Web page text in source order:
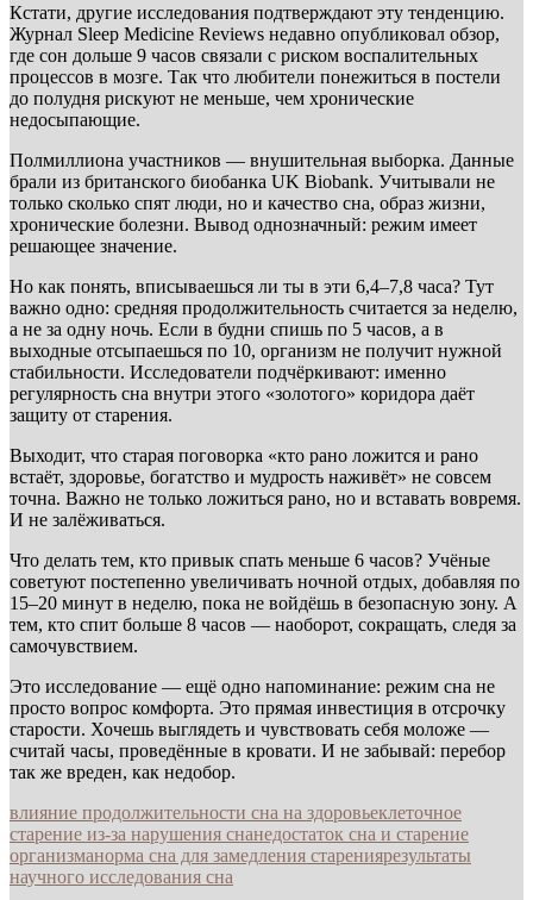
Кстати, другие исследования подтверждают эту тенденцию.
Журнал Sleep Medicine Reviews недавно опубликовал обзор,
где сон дольше 9 часов связали с риском воспалительных
процессов в мозге. Так что любители понежиться в постели
до полудня рискуют не меньше, чем хронические
недосыпающие.
Полмиллиона участников — внушительная выборка. Данные
брали из британского биобанка UK Biobank. Учитывали не
только сколько спят люди, но и качество сна, образ жизни,
хронические болезни. Вывод однозначный: режим имеет
решающее значение.
Но как понять, вписываешься ли ты в эти 6,4–7,8 часа? Тут
важно одно: средняя продолжительность считается за неделю,
а не за одну ночь. Если в будни спишь по 5 часов, а в
выходные отсыпаешься по 10, организм не получит нужной
стабильности. Исследователи подчёркивают: именно
регулярность сна внутри этого «золотого» коридора даёт
защиту от старения.
Выходит, что старая поговорка «кто рано ложится и рано
встаёт, здоровье, богатство и мудрость наживёт» не совсем
точна. Важно не только ложиться рано, но и вставать вовремя.
И не залёживаться.
Что делать тем, кто привык спать меньше 6 часов? Учёные
советуют постепенно увеличивать ночной отдых, добавляя по
15–20 минут в неделю, пока не войдёшь в безопасную зону. А
тем, кто спит больше 8 часов — наоборот, сокращать, следя за
самочувствием.
Это исследование — ещё одно напоминание: режим сна не
просто вопрос комфорта. Это прямая инвестиция в отсрочку
старости. Хочешь выглядеть и чувствовать себя моложе —
считай часы, проведённые в кровати. И не забывай: перебор
так же вреден, как недобор.
влияние продолжительности сна на здоровьеклеточное
старение из-за нарушения снанедостаток сна и старение
организманорма сна для замедления старениярезультаты
научного исследования сна